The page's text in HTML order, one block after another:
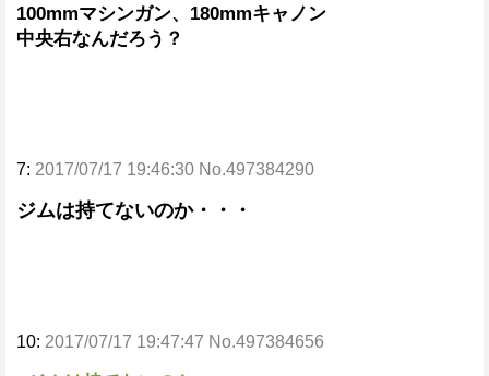
100mmマシンガン、180mmキャノン
中央右なんだろう？
7: 2017/07/17 19:46:30 No.497384290
ジムは持てないのか・・・
10: 2017/07/17 19:47:47 No.497384656